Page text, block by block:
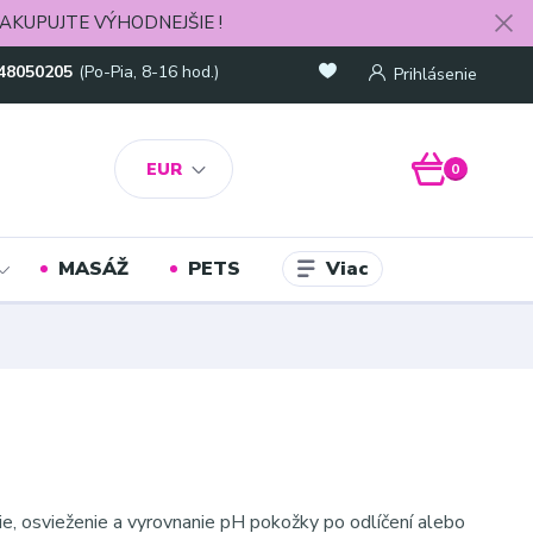
VÝHODNEJŠIE !
EUR
Prihlásenie
(Po-Pia, 8-16 hod.)
0
MASÁŽ PETS Viac
osvieženie a vyrovnanie pH pokožky po odlíčení alebo